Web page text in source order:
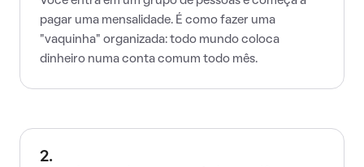
pagar uma mensalidade. É como fazer uma
"vaquinha" organizada: todo mundo coloca
dinheiro numa conta comum todo mês.
2.